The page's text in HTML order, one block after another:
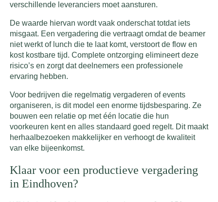
verschillende leveranciers moet aansturen.
De waarde hiervan wordt vaak onderschat totdat iets
misgaat. Een vergadering die vertraagt omdat de beamer
niet werkt of lunch die te laat komt, verstoort de flow en
kost kostbare tijd. Complete ontzorging elimineert deze
risico’s en zorgt dat deelnemers een professionele
ervaring hebben.
Voor bedrijven die regelmatig vergaderen of events
organiseren, is dit model een enorme tijdsbesparing. Ze
bouwen een relatie op met één locatie die hun
voorkeuren kent en alles standaard goed regelt. Dit maakt
herhaalbezoeken makkelijker en verhoogt de kwaliteit
van elke bijeenkomst.
Klaar voor een productieve vergadering
in Eindhoven?